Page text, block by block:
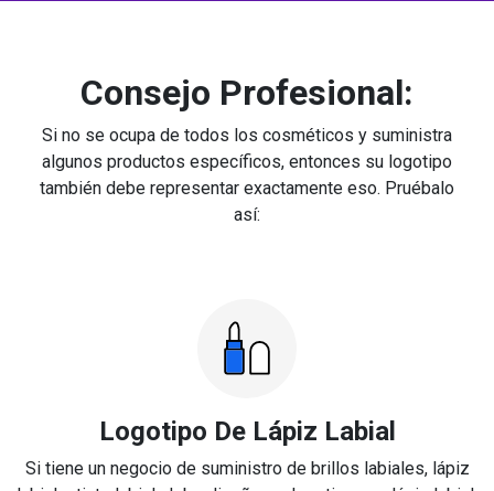
Consejo Profesional:
Si no se ocupa de todos los cosméticos y suministra
algunos productos específicos, entonces su logotipo
también debe representar exactamente eso. Pruébalo
así:
Logotipo De Lápiz Labial
Si tiene un negocio de suministro de brillos labiales, lápiz